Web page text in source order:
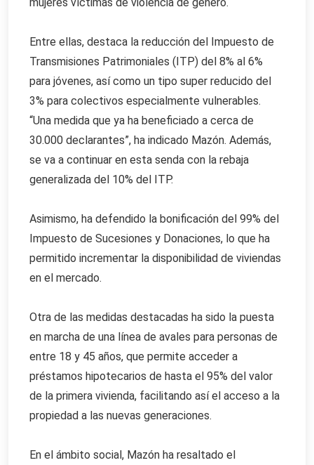
Entre ellas, destaca la reducción del Impuesto de
Transmisiones Patrimoniales (ITP) del 8% al 6%
para jóvenes, así como un tipo super reducido del
3% para colectivos especialmente vulnerables.
“Una medida que ya ha beneficiado a cerca de
30.000 declarantes”, ha indicado Mazón. Además,
se va a continuar en esta senda con la rebaja
generalizada del 10% del ITP.
Asimismo, ha defendido la bonificación del 99% del
Impuesto de Sucesiones y Donaciones, lo que ha
permitido incrementar la disponibilidad de viviendas
en el mercado.
Otra de las medidas destacadas ha sido la puesta
en marcha de una línea de avales para personas de
entre 18 y 45 años, que permite acceder a
préstamos hipotecarios de hasta el 95% del valor
de la primera vivienda, facilitando así el acceso a la
propiedad a las nuevas generaciones.
En el ámbito social, Mazón ha resaltado el